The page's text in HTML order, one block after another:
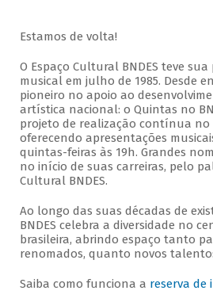
Estamos de volta!
O Espaço Cultural BNDES teve
musical em julho de 1985. Desde
pioneiro no apoio ao
artística nacional: o Quintas no
projeto de realização contínua no
oferecendo apresentações
quintas-feiras às 19h. Grandes
no início de suas carreiras, pelo
Cultural BNDES.
Ao longo das suas décadas de
BNDES celebra a diversidade no
brasileira, abrindo espaço tanto
renomados, quanto novos
Saiba como funciona a reserva de